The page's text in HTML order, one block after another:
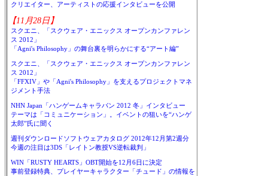
クリエイター、アーティストの応援インタビューを公開
【11月28日】
スクエニ、「スクウェア・エニックス オープンカンファレン
ス 2012」
「Agni's Philosophy」の舞台裏を明らかにする“アート編”
スクエニ、「スクウェア・エニックス オープンカンファレン
ス 2012」
「FFXIV」や「Agni's Philosophy」を支えるプロジェクトマネ
ジメント手法
NHN Japan「ハンゲームキャラバン 2012 冬」インタビュー
テーマは「コミュニケーション」。イベントの狙いを“ハンゲ
太郎”氏に聞く
週刊ダウンロードソフトウェアカタログ 2012年12月第2週分
今週の注目は3DS「レイトン教授VS逆転裁判」
WIN「RUSTY HEARTS」OBT開始を12月6日に決定
事前登録特典、プレイヤーキャラクター「チュード」の情報を